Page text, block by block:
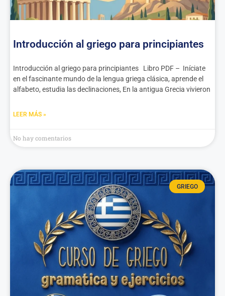
Introducción al griego para principiantes
Introducción al griego para principiantes Libro PDF – Iníciate
en el fascinante mundo de la lengua griega clásica, aprende el
alfabeto, estudia las declinaciones, En la antigua Grecia vivieron
LEER MÁS »
No hay comentarios
GRIEGO